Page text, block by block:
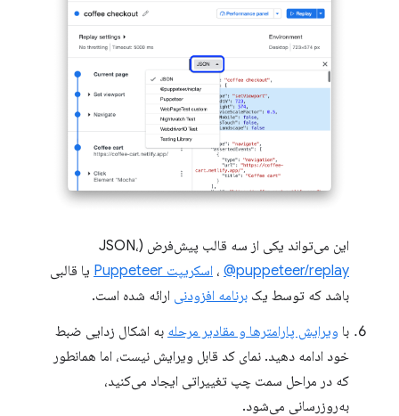
این می‌تواند یکی از سه قالب پیش‌فرض (JSON،
@puppeteer/replay ، اسکریپت Puppeteer
یا قالبی
باشد که توسط یک برنامه افزودنی ارائه شده است.
با ویرایش پارامترها و مقادیر مرحله به اشکال زدایی ضبط
خود ادامه دهید. نمای کد قابل ویرایش نیست، اما همانطور
که در مراحل سمت چپ تغییراتی ایجاد می‌کنید،
به‌روزرسانی می‌شود.